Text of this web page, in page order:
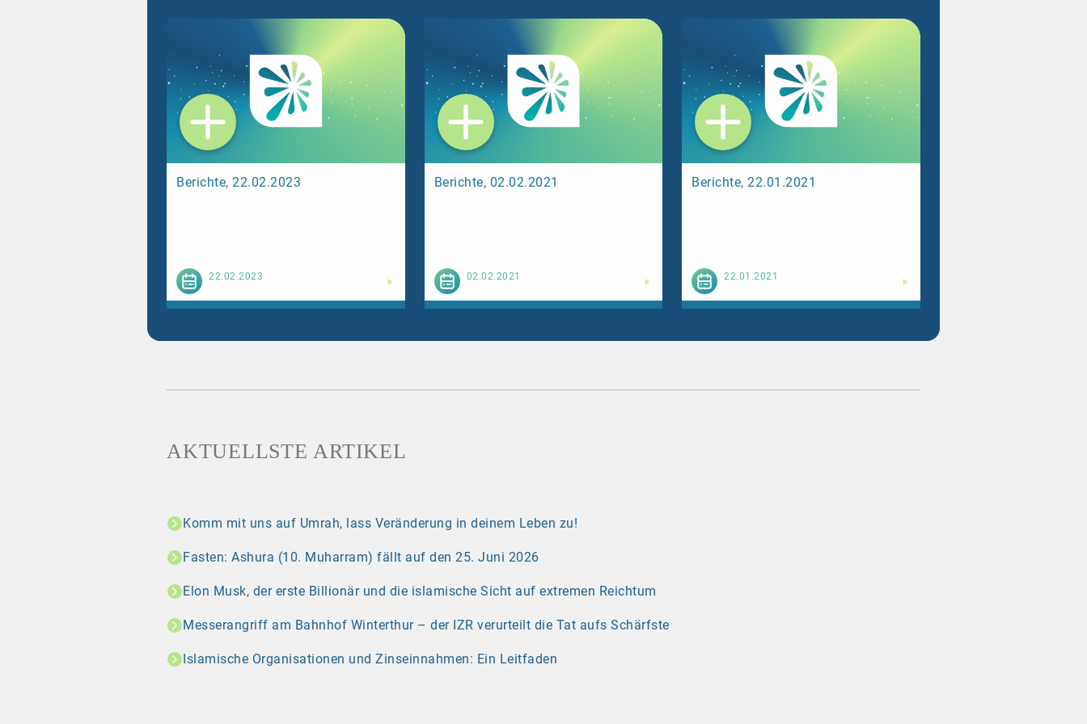
Berichte, 22.02.2023
22.02.2023
Berichte, 02.02.2021
02.02.2021
Berichte, 22.01.2021
22.01.2021
AKTUELLSTE ARTIKEL
Komm mit uns auf Umrah, lass Veränderung in deinem Leben zu!
Fasten: Ashura (10. Muharram) fällt auf den 25. Juni 2026
Elon Musk, der erste Billionär und die islamische Sicht auf extremen Reichtum
Messerangriff am Bahnhof Winterthur – der IZR verurteilt die Tat aufs Schärfste
Islamische Organisationen und Zinseinnahmen: Ein Leitfaden